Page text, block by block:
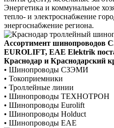
Энергетика и коммунальное
тепло- и электроснабжение
энергоснабжение региона.
Ассортимент шинопроводов
EUROLIFT, EAE Elektrik
Краснодар и Краснодарский
• Шинопроводы СЗЭМИ
• Токоприемники
• Троллейные линии
• Шинопроводы ТЕХНОТРОН
• Шинопроводы Eurolift
• Шинопроводы Holduct
• Шинопроводы EAE